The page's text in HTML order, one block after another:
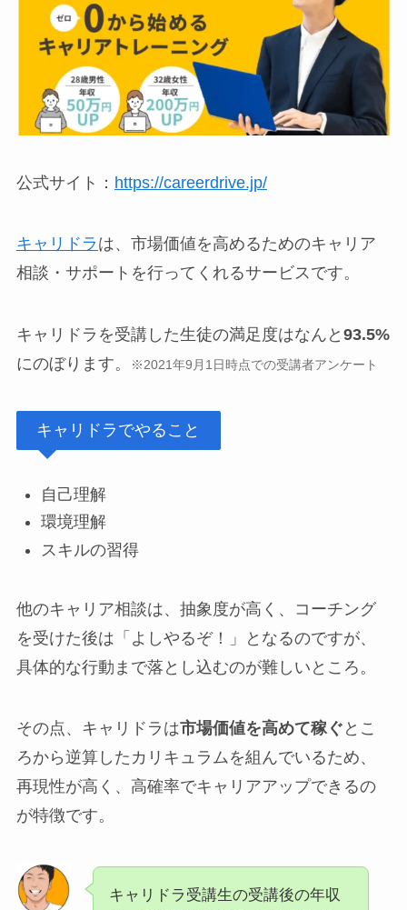
公式サイト： https://careerdrive.jp/
キャリドラ は、市場価値を高めるためのキャリア
相談・サポートを行ってくれるサービスです。
キャリドラを受講した生徒の満足度はなんと 93.5%
にのぼります。
※2021年9月1日時点での受講者アンケート
キャリドラでやること
自己理解
環境理解
スキルの習得
他のキャリア相談は、抽象度が高く、コーチング
を受けた後は「よしやるぞ！」となるのですが、
具体的な行動まで落とし込むのが難しいところ。
その点、キャリドラは市場価値を高めて稼ぐ とこ
ろから逆算したカリキュラムを組んでいるため、
再現性が高く、高確率でキャリアアップできるの
が特徴です。
キャリドラ受講生の受講後の年収